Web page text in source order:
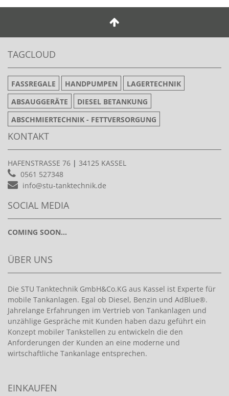
TAGCLOUD
FASSREGALE HANDPUMPEN
LAGERTECHNIK
ABSAUGGERÄTE
DIESEL BETANKUNG
ABSCHMIERTECHNIK - FETTVERSORGUNG
KONTAKT
HAFENSTRASSE 76 | 34125 KASSEL
0561 527348
info@stu-tanktechnik.de
SOCIAL MEDIA
COMING SOON...
ÜBER UNS
Die STU Tanktechnik GmbH&Co.KG aus Kassel ist Experte für
mobile Tankanlagen. Egal ob Diesel, Benzin und AdBlue®.
Jahrelange Erfahrungen im Vertrieb von Tankanlagen und
unzählige Gespräche mit Kunden haben dazu geführt ein
Konzept mobiler Tankstellen zu entwickeln die den
Anforderungen der Kunden an eine moderne und
wirtschaftliche Tankanlage entsprechen.
EINKAUFEN